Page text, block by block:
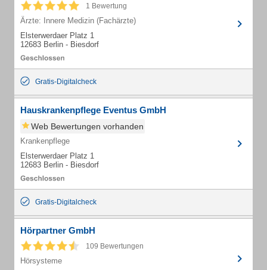
1 Bewertung
Ärzte: Innere Medizin (Fachärzte)
Elsterwerdaer Platz 1
12683 Berlin - Biesdorf
Gratis-Digitalcheck
Hauskrankenpflege Eventus GmbH
Web Bewertungen vorhanden
Krankenpflege
Elsterwerdaer Platz 1
12683 Berlin - Biesdorf
Gratis-Digitalcheck
Hörpartner GmbH
109 Bewertungen
Hörsysteme